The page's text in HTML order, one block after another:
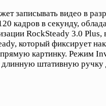
записывать видео в
кадров в секунду,
RockSteady 3.0 Plus,
который фиксирует
картинку. Режим
длинную штативную ручку